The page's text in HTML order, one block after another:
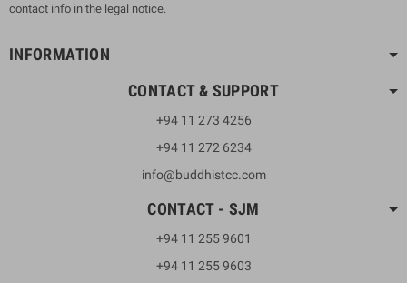
contact info in the legal notice.
INFORMATION
CONTACT & SUPPORT
+94 11 273 4256
+94 11 272 6234
info@buddhistcc.com
CONTACT - SJM
+94 11 255 9601
+94 11 255 9603